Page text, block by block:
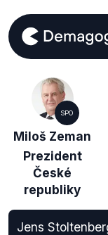
SPO
Miloš Zeman
Prezident
České
republiky
Jens